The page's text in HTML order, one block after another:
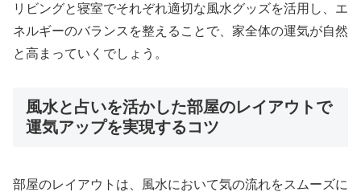
リビングと寝室でそれぞれ適切な風水グッズを活用し、エ
ネルギーのバランスを整えることで、家全体の運気が自然
と高まっていくでしょう。
風水と占いを活かした部屋のレイアウトで
運気アップを実現するコツ
部屋のレイアウトは、風水において気の流れをスムーズに